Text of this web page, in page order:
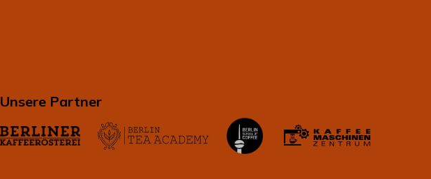
Unsere Partner